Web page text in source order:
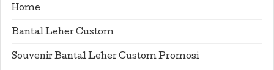
Home
Bantal Leher Custom
Souvenir Bantal Leher Custom Promosi